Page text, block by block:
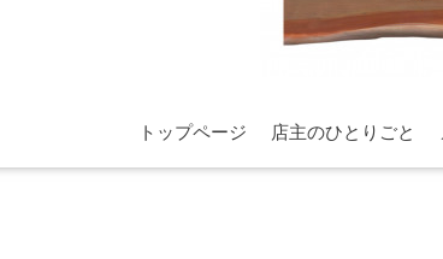
トップページ 店主のひとりごと